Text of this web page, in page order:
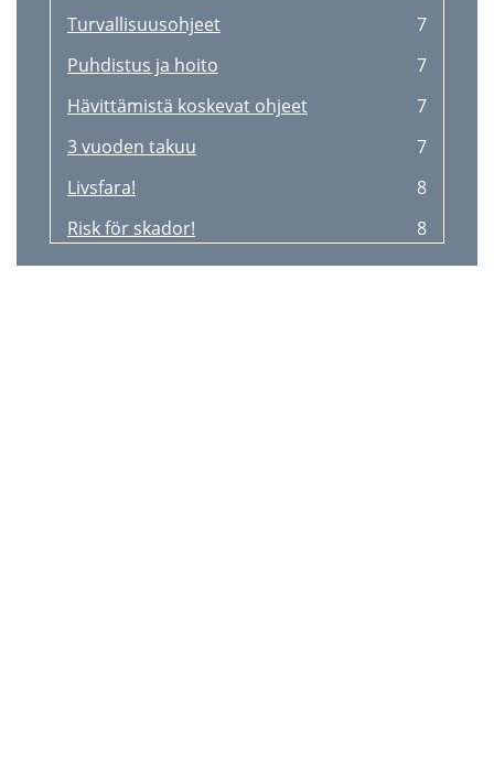
Turvallisuusohjeet
7
Puhdistus ja hoito
7
Hävittämistä koskevat ohjeet
7
3 vuoden takuu
7
Livsfara!
8
Risk för skador!
8
Skötselråd
8